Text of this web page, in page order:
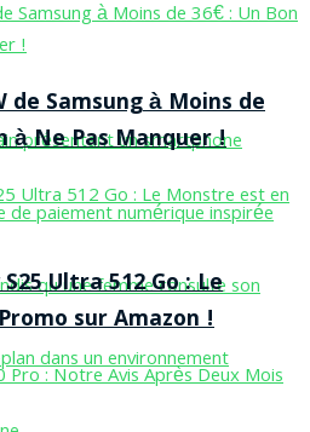
de Samsung à Moins de
à Ne Pas Manquer !
Ultra 512 Go : Le
sur Amazon !